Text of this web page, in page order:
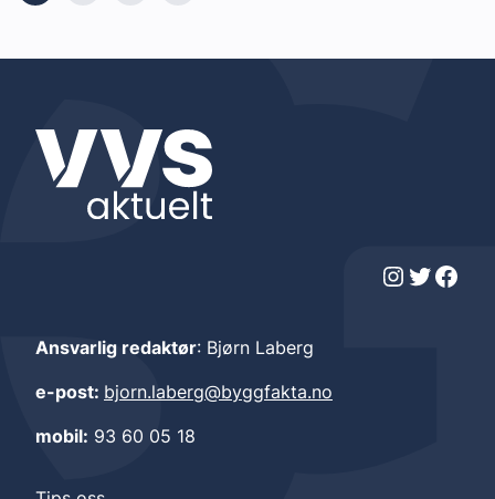
Instagram Twitter Facebook
Ansvarlig redaktør: Bjørn Laberg
e-post: bjorn.laberg@byggfakta.no
mobil: 93 60 05 18